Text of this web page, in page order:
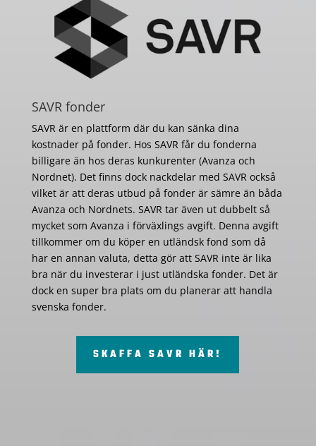
SAVR fonder
SAVR är en plattform där du kan sänka dina
kostnader på fonder. Hos SAVR får du fonderna
billigare än hos deras kunkurenter (Avanza och
Nordnet). Det finns dock nackdelar med SAVR också
vilket är att deras utbud på fonder är sämre än båda
Avanza och Nordnets. SAVR tar även ut dubbelt så
mycket som Avanza i förväxlings avgift. Denna avgift
tillkommer om du köper en utländsk fond som då
har en annan valuta, detta gör att SAVR inte är lika
bra när du investerar i just utländska fonder. Det är
dock en super bra plats om du planerar att handla
svenska fonder.
SKAFFA SAVR HÄR!